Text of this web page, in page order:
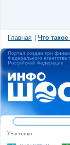
Главная Что
Портал создан при
Федерального агентства
Российской Федерации
Участники: